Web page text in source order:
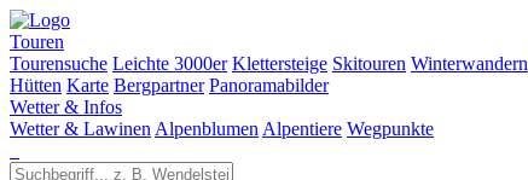
Touren
Tourensuche Leichte 3000er Klettersteige Skitouren Winterwandern
Hütten Karte Bergpartner Panoramabilder
Wetter & Infos
Wetter & Lawinen Alpenblumen Alpentiere Wegpunkte